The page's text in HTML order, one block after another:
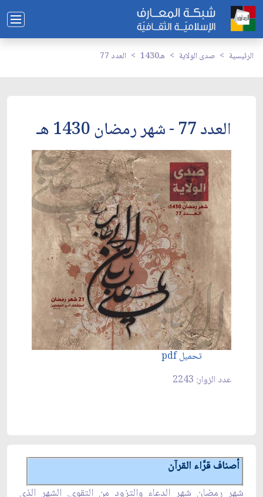
الرئيسية صدى الولاية 1430هـ العدد 77
العدد 77 - شهر رمضان 1430 هـ
تحميل pdf
عدد الزوار: 2243
أصناف قرَّاء القرآن
شهر رمضان شهر الدعاء والتزود من التقوى. الشهر الذي